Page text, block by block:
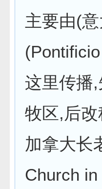
主要由(
这里传播
牧区,后
加拿大长
Church